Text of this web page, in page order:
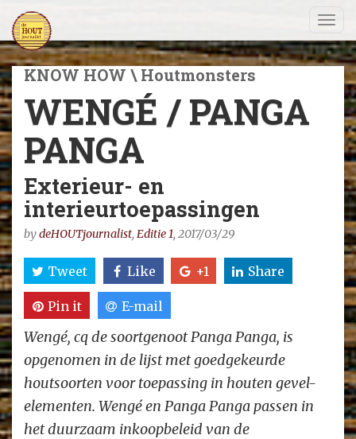
KNOW HOW \ Houtmonsters
WENGÉ / PANGA
PANGA
Exterieur- en
interieurtoepassingen
bydeHOUTjournalist, Editie 1, 2017/03/29
Tweet Like +1 Share
Pin it E-mail
Wengé, cq de soortgenoot Panga Panga, is
opgenomen in de lijst met goedgekeurde
houtsoorten voor toepassing in houten gevel-
elementen. Wengé en Panga Panga passen in
het duurzaam inkoopbeleid van de